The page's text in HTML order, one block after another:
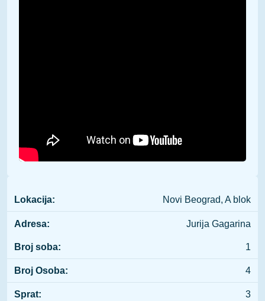
Lokacija: Novi Beograd, A blok
Adresa: Jurija Gagarina
Broj soba: 1
Broj Osoba: 4
Sprat: 3